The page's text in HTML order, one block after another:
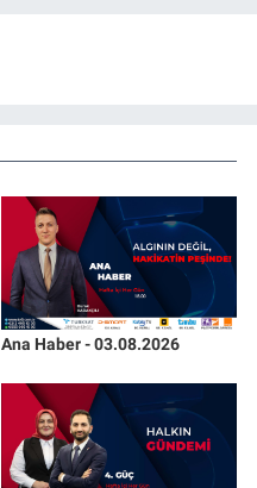
Ana Haber - 03.08.2026